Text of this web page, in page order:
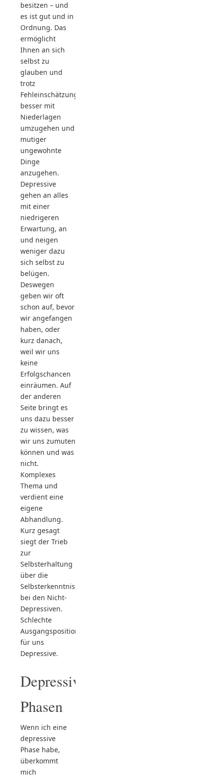
besitzen – und
es ist gut und in
Ordnung. Das
ermöglicht
Ihnen an sich
selbst zu
glauben und
trotz
Fehleinschätzungen
besser mit
Niederlagen
umzugehen und
mutiger
ungewohnte
Dinge
anzugehen.
Depressive
gehen an alles
mit einer
niedrigeren
Erwartung, an
und neigen
weniger dazu
sich selbst zu
belügen.
Deswegen
geben wir oft
schon auf, bevor
wir angefangen
haben, oder
kurz danach,
weil wir uns
keine
Erfolgschancen
einräumen. Auf
der anderen
Seite bringt es
uns dazu besser
zu wissen, was
wir uns zumuten
können und was
nicht.
Komplexes
Thema und
verdient eine
eigene
Abhandlung.
Kurz gesagt
siegt der Trieb
zur
Selbsterhaltung
über die
Selbsterkenntnis
bei den Nicht-
Depressiven.
Schlechte
Ausgangsposition
für uns
Depressive.
Depressive
Phasen
Wenn ich eine
depressive
Phase habe,
überkommt
mich